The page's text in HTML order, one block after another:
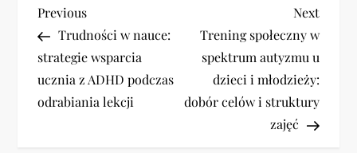
N
a
w
Previous
Post
Previous
Trudności w nauce:
strategie wsparcia
ucznia z ADHD podczas
odrabiania lekcji
Next
Post
Next
Trening społeczny w
spektrum autyzmu u
dzieci i młodzieży:
dobór celów i struktury
zajęć